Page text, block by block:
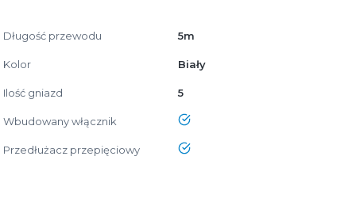
Długość przewodu 5m
Kolor Biały
Ilość gniazd 5
Wbudowany włącznik tak
Przedłużacz przepięciowy tak